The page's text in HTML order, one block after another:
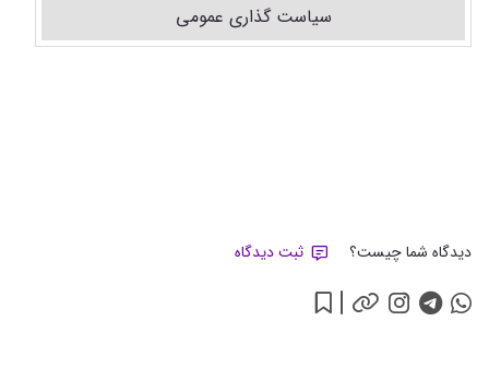
سیاست گذاری عمومی
دیدگاه شما چیست؟ ثبت دیدگاه